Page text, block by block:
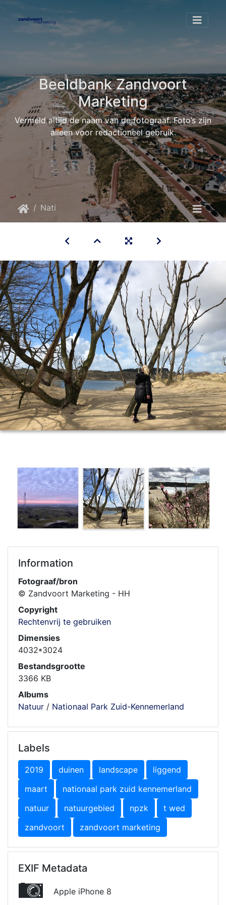
Beeldbank Zandvoort
Marketing
Vermeld altijd de naam van de fotograaf. Foto’s zijn
alleen voor redactioneel gebruik.
Nationaal Park Zuid-Kennemerland IMG-7315
Information
Fotograaf/bron
© Zandvoort Marketing - HH
Copyright
Rechtenvrij te gebruiken
Dimensies
4032*3024
Bestandsgrootte
3366 KB
Albums
Natuur / Nationaal Park Zuid-Kennemerland
Labels
2019 duinen landscape
liggend
maart
nationaal park zuid kennemerland
natuur
natuurgebied npzk
t wed
zandvoort
zandvoort marketing
EXIF Metadata
Apple iPhone 8